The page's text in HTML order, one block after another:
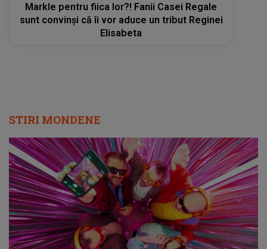
Markle pentru fiica lor?! Fanii Casei Regale
sunt convinși că îi vor aduce un tribut Reginei
Elisabeta
STIRI MONDENE